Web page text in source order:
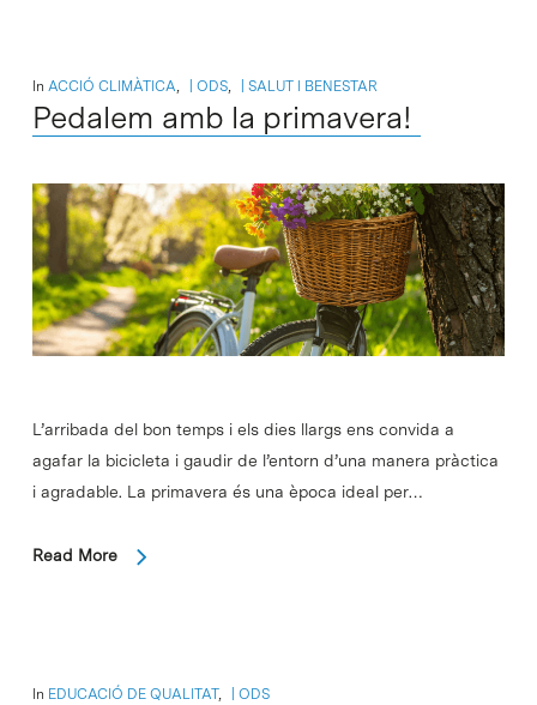
In ACCIÓ CLIMÀTICA ODS, SALUT I BENESTAR
Pedalem amb la primavera!
L’arribada del bon temps i els dies llargs ens convida a
agafar la bicicleta i gaudir de l’entorn d’una manera pràctica
i agradable. La primavera és una època ideal per…
Read More
In EDUCACIÓ DE QUALITAT, ODS